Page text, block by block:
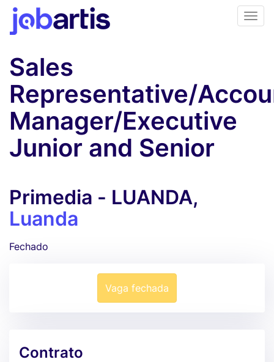
Sales
Representative/
Manager/Executive
Junior and Senior
Primedia - LUANDA,
Luanda
Fechado
Vaga fechada
Contrato